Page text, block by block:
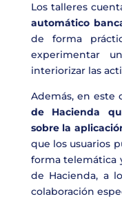
Los talleres
automático
de forma
experimentar
interiorizar las
Además, en este
de Hacienda
sobre la
que los usuarios
forma telemática
de Hacienda, a
colaboración